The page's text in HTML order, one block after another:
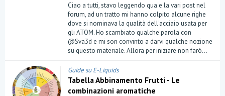
Ciao a tutti, stavo leggendo qua e la vari post nel
forum, ad un tratto mi hanno colpito alcune righe
dove si nominava la qualità dell'acciaio usata per
gli ATOM. Ho scambiato qualche parola con
@Sva3d e mi son convinto a darvi qualche nozione
su questo materiale. Allora per iniziare non farò...
Guide su E-Liquids
Tabella Abbinamento Frutti - Le
combinazioni aromatiche